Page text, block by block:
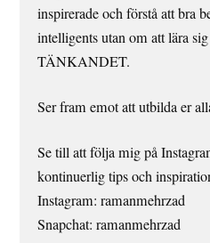
inspirerade och förstå att bra
intelligents utan om att lära
TÄNKANDET.
Ser fram emot att utbilda er
Se till att följa mig på
kontinuerlig tips och
Instagram: ramanmehrzad
Snapchat: ramanmehrzad